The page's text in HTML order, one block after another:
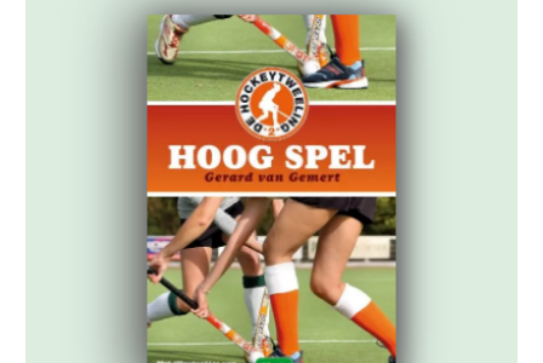
bij de nationale kampioenschappen
hardlopen. Zij groeit beschermd […]